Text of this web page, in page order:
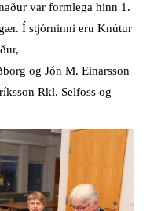
var formlega hinn 1.
Í stjórninni eru Knútur
og Jón M. Einarsson
Rkl. Selfoss og